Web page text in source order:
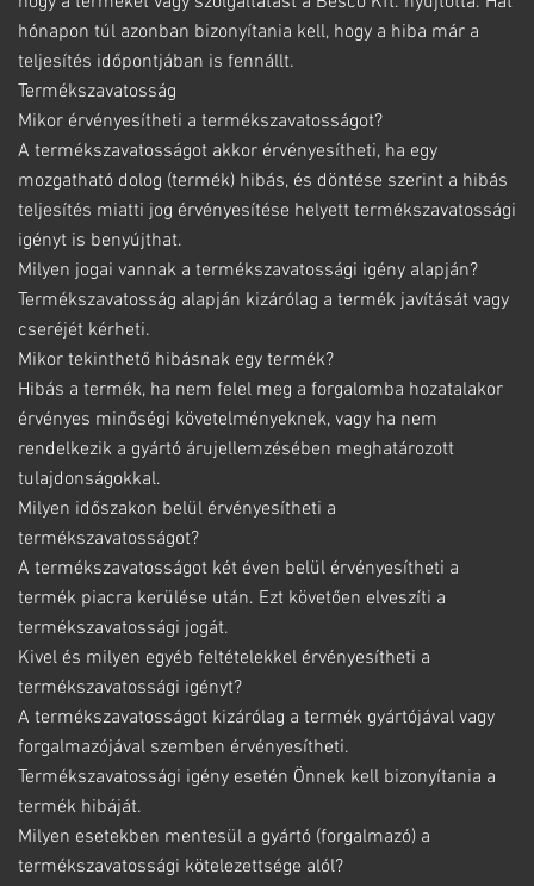
hónapon túl azonban bizonyítania kell, hogy a hiba már a
teljesítés időpontjában is fennállt.
Termékszavatosság
Mikor érvényesítheti a termékszavatosságot?
A termékszavatosságot akkor érvényesítheti, ha egy
mozgatható dolog (termék) hibás, és döntése szerint a hibás
teljesítés miatti jog érvényesítése helyett termékszavatossági
igényt is benyújthat.
Milyen jogai vannak a termékszavatossági igény alapján?
Termékszavatosság alapján kizárólag a termék javítását vagy
cseréjét kérheti.
Mikor tekinthető hibásnak egy termék?
Hibás a termék, ha nem felel meg a forgalomba hozatalakor
érvényes minőségi követelményeknek, vagy ha nem
rendelkezik a gyártó árujellemzésében meghatározott
tulajdonságokkal.
Milyen időszakon belül érvényesítheti a
termékszavatosságot?
A termékszavatosságot két éven belül érvényesítheti a
termék piacra kerülése után. Ezt követően elveszíti a
termékszavatossági jogát.
Kivel és milyen egyéb feltételekkel érvényesítheti a
termékszavatossági igényt?
A termékszavatosságot kizárólag a termék gyártójával vagy
forgalmazójával szemben érvényesítheti.
Termékszavatossági igény esetén Önnek kell bizonyítania a
termék hibáját.
Milyen esetekben mentesül a gyártó (forgalmazó) a
termékszavatossági kötelezettsége alól?